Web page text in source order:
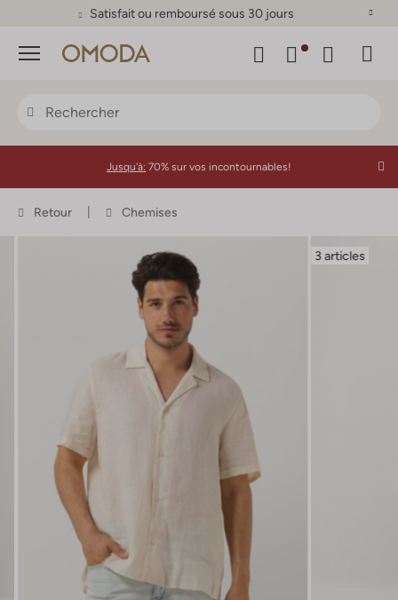
Satisfait ou remboursé sous 30 jours
Menu
Jusqu'à: 70% sur vos incontournables!
Retour Chemises
3 articles